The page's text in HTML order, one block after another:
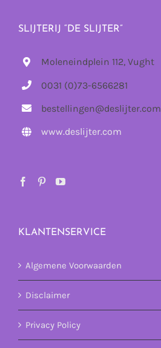
SLIJTERIJ “DE SLIJTER”
Moleneindplein 112, Vught
0031 (0)73-6566281
bestellingen@deslijter.com
www.deslijter.com
KLANTENSERVICE
Algemene Voorwaarden
Disclaimer
Privacy Policy